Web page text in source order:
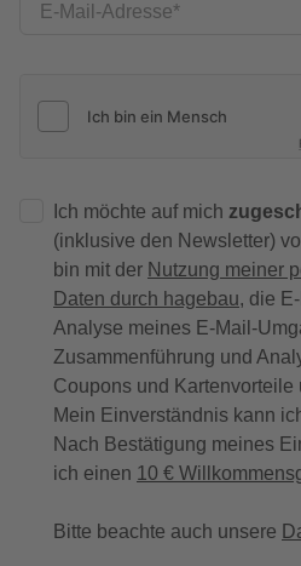
E-Mail-Adresse
Ich möchte auf mich
(inklusive den Newsletter)
bin mit der Nutzung meiner
Daten durch hagebau, die
Analyse meines E-Mail-
Zusammenführung und
Coupons und Kartenvorteile
Mein Einverständnis kann
Nach Bestätigung meines
ich einen 10 €
Bitte beachte auch unsere